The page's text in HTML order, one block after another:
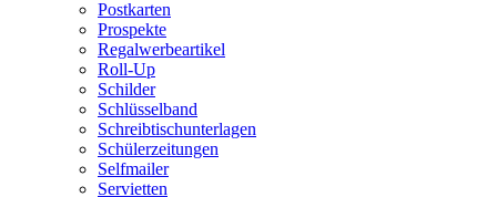
Postkarten
Prospekte
Regalwerbeartikel
Roll-Up
Schilder
Schlüsselband
Schreibtischunterlagen
Schülerzeitungen
Selfmailer
Servietten